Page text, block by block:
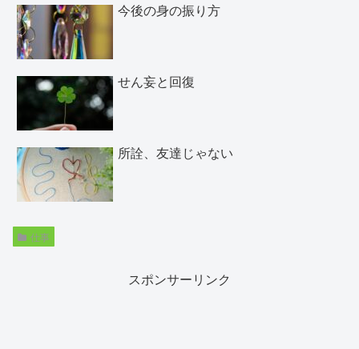
今後の身の振り方
せん妄と回復
所詮、友達じゃない
仕事
スポンサーリンク